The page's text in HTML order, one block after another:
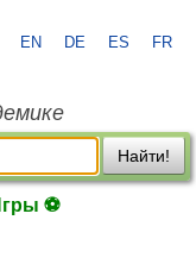
EN DE ES FR
Найти!
⚽